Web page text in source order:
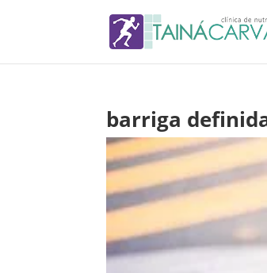
barriga